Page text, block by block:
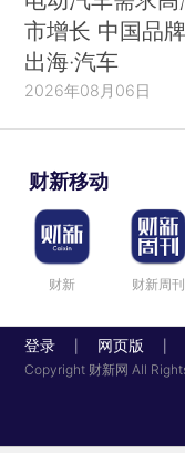
市增长 中国品
出海·汽车
2026年08月06日
财新移动
财新 财新周刊
登录 网页版
Copyright 财新网 All